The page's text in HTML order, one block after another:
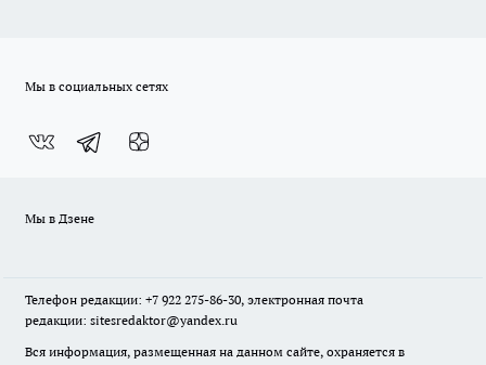
Мы в социальных сетях
Мы в Дзене
Телефон редакции: +7 922 275-86-30, электронная почта
редакции: sitesredaktor@yandex.ru
Вся информация, размещенная на данном сайте, охраняется в